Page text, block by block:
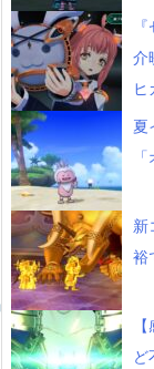
介
ヒ
夏
新
裕
ど